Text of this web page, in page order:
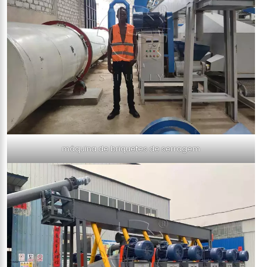
máquina de briquetes de serragem